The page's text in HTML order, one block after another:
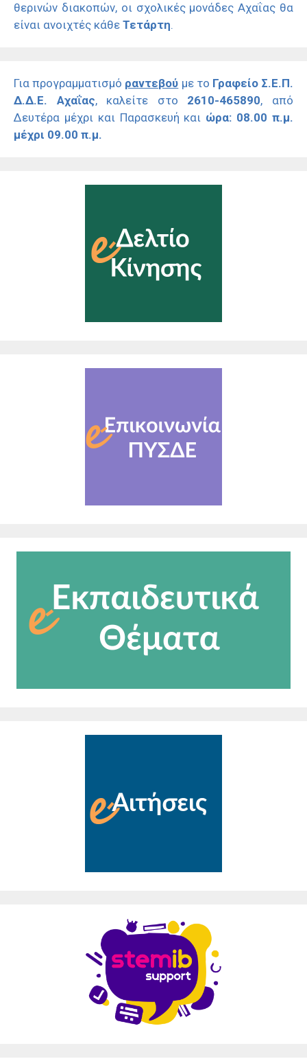
θερινών διακοπών, οι σχολικές μονάδες Αχαΐας θα
είναι ανοιχτές κάθε Τετάρτη.
Για προγραμματισμό ραντεβού με το Γραφείο Σ.Ε.Π.
Δ.Δ.Ε. Αχαΐας, καλείτε στο 2610-465890, από
Δευτέρα μέχρι και Παρασκευή και ώρα: 08.00 π.μ.
μέχρι 09.00 π.μ.